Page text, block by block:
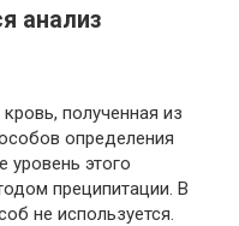
анализ
полученная из
определения
уровень этого
преципитации. В
не используется.